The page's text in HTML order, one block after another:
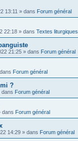
13:11 » dans Forum général
22:18 » dans Textes liturgiques
21:25 » dans Forum général
Forum général
?
dans Forum général
dans Forum général
14:29 » dans Forum général